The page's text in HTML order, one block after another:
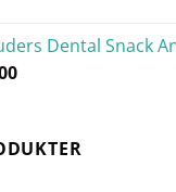
kr
Dental Snack